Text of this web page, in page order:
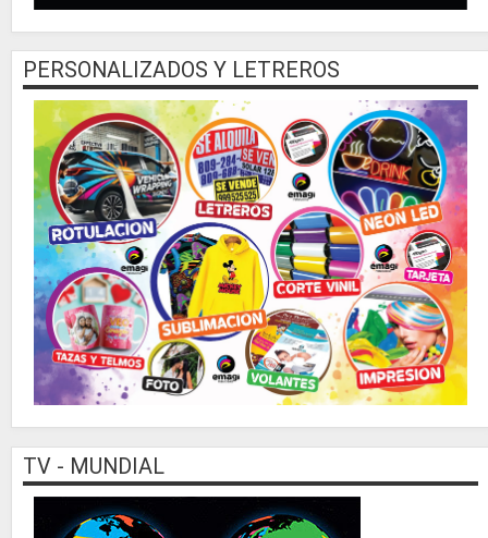
PERSONALIZADOS Y LETREROS
TV - MUNDIAL